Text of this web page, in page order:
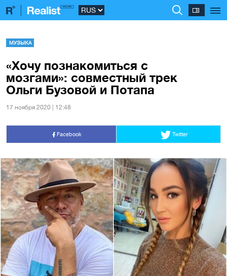
МУЗЫКА
«Хочу познакомиться с
мозгами»: совместный трек
Ольги Бузовой и Потапа
17 ноября 2020 | 12:48
Facebook Twitter